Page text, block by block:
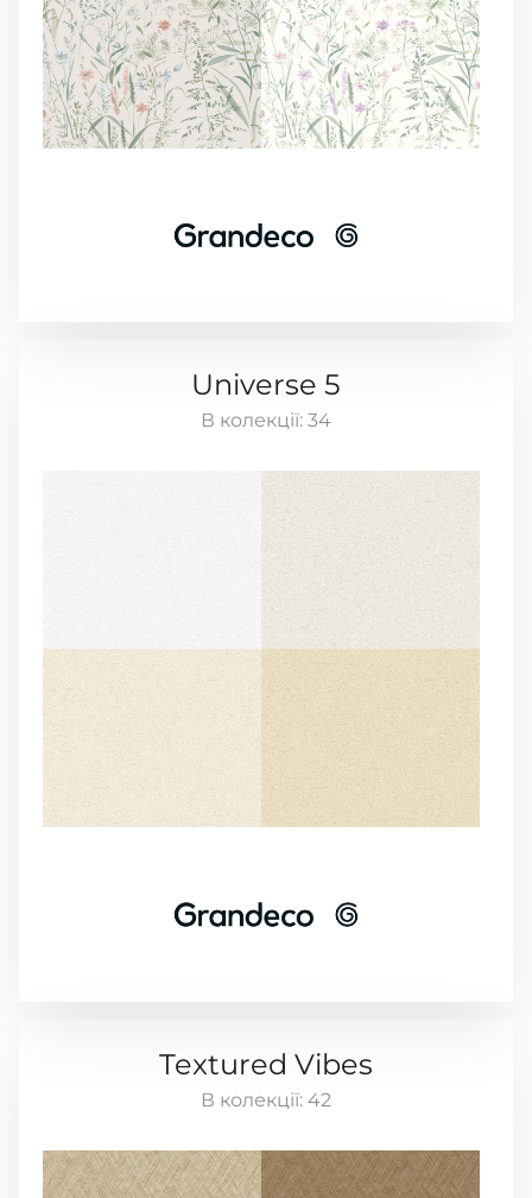
Universe 5
В колекції: 34
Textured Vibes
В колекції: 42